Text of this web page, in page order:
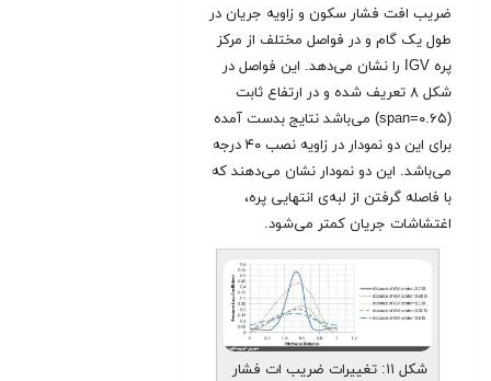
ضریب افت فشار سکون و زاویه جریان در
طول یک گام و در فواصل مختلف از مرکز
پره IGV را نشان می‌دهد. این فواصل در
شکل ۸ تعریف شده و در ارتفاع ثابت
(span=۰.۶۵) می‌باشد نتایج بدست آمده
برای این دو نمودار در زاویه نصب ۴۰ درجه
می‌باشد. این دو نمودار نشان می‌دهند که
با فاصله گرفتن از لبه‌ی انتهایی پره،
اغتشاشات جریان کمتر می‌شود.
شکل ۱۱: تغییرات ضریب ات فشار